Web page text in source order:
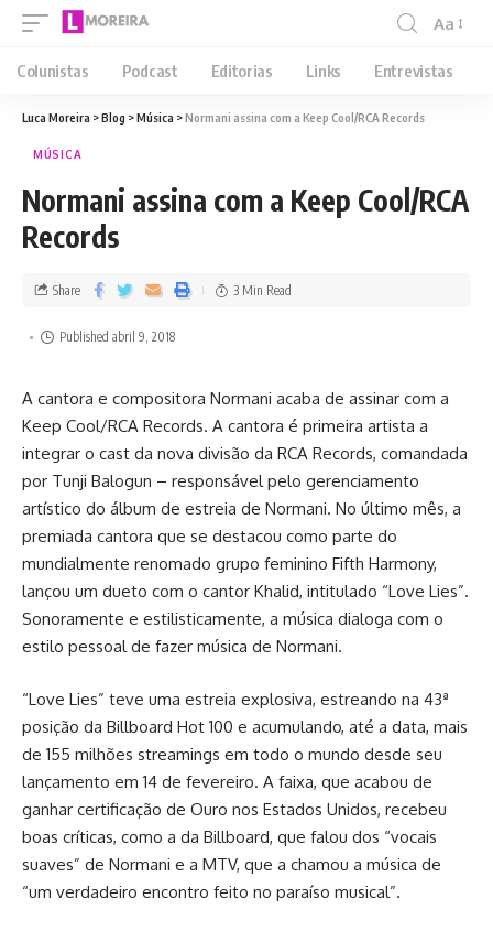
Aa
Colunistas Podcast Editorias Links Entrevistas
Luca Moreira >Blog >Música >Normani assina com a Keep Cool/RCA Records
MÚSICA
Normani assina com a Keep Cool/RCA
Records
Published abril 9, 2018
Share 3 Min Read
A cantora e compositora Normani acaba de assinar com a
Keep Cool/RCA Records. A cantora é primeira artista a
integrar o cast da nova divisão da RCA Records, comandada
por Tunji Balogun – responsável pelo gerenciamento
artístico do álbum de estreia de Normani. No último mês, a
premiada cantora que se destacou como parte do
mundialmente renomado grupo feminino Fifth Harmony,
lançou um dueto com o cantor Khalid, intitulado “Love Lies”.
Sonoramente e estilisticamente, a música dialoga com o
estilo pessoal de fazer música de Normani.
“Love Lies” teve uma estreia explosiva, estreando na 43ª
posição da Billboard Hot 100 e acumulando, até a data, mais
de 155 milhões streamings em todo o mundo desde seu
lançamento em 14 de fevereiro. A faixa, que acabou de
ganhar certificação de Ouro nos Estados Unidos, recebeu
boas críticas, como a da Billboard, que falou dos “vocais
suaves” de Normani e a MTV, que a chamou a música de
“um verdadeiro encontro feito no paraíso musical”.